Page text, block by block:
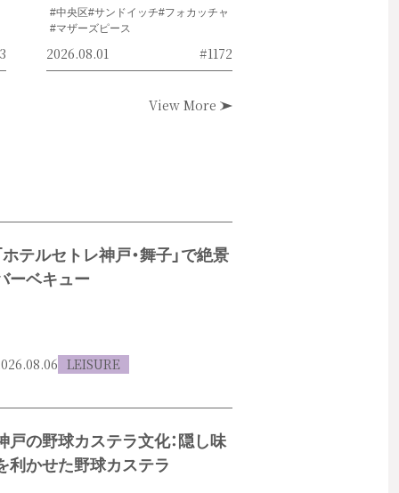
#中央区#サンドイッチ#フォカッチャ
#マザーズピース
2026.08.01 #1172
View More
ホテルセトレ神戸・舞子」で絶景
ーベキュー
LEISURE
戸の野球カステラ文化：隠し味
利かせた野球カステラ